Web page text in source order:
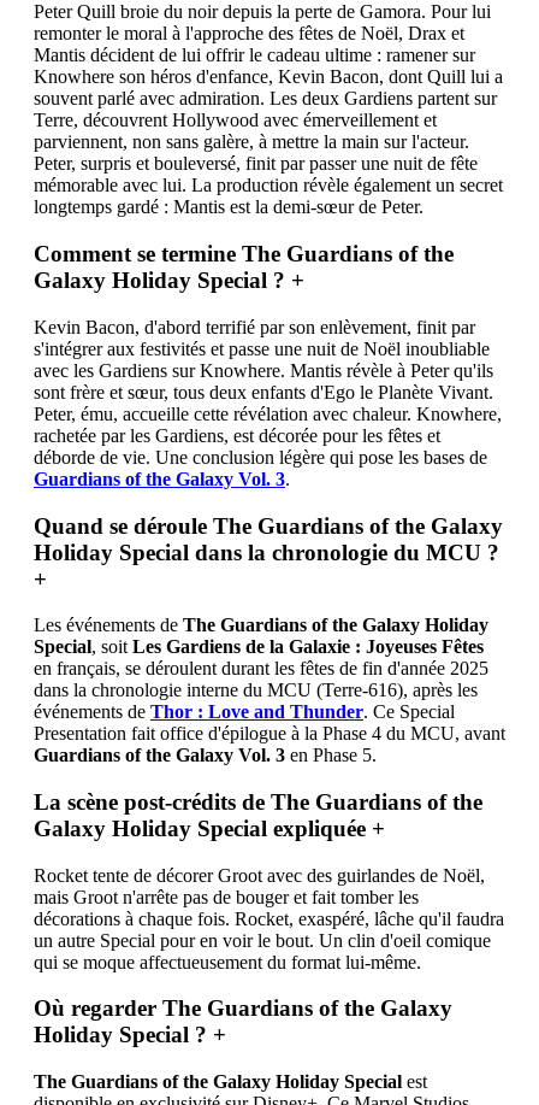
Peter Quill broie du noir depuis la perte de Gamora. Pour lui
remonter le moral à l'approche des fêtes de Noël, Drax et
Mantis décident de lui offrir le cadeau ultime : ramener sur
Knowhere son héros d'enfance, Kevin Bacon, dont Quill lui a
souvent parlé avec admiration. Les deux Gardiens partent sur
Terre, découvrent Hollywood avec émerveillement et
parviennent, non sans galère, à mettre la main sur l'acteur.
Peter, surpris et bouleversé, finit par passer une nuit de fête
mémorable avec lui. La production révèle également un secret
longtemps gardé : Mantis est la demi-sœur de Peter.
Comment se termine The Guardians of the
Galaxy Holiday Special ? +
Kevin Bacon, d'abord terrifié par son enlèvement, finit par
s'intégrer aux festivités et passe une nuit de Noël inoubliable
avec les Gardiens sur Knowhere. Mantis révèle à Peter qu'ils
sont frère et sœur, tous deux enfants d'Ego le Planète Vivant.
Peter, ému, accueille cette révélation avec chaleur. Knowhere,
rachetée par les Gardiens, est décorée pour les fêtes et
déborde de vie. Une conclusion légère qui pose les bases de
Guardians of the Galaxy Vol. 3.
Quand se déroule The Guardians of the Galaxy
Holiday Special dans la chronologie du MCU ?
+
Les événements de The Guardians of the Galaxy Holiday
Special, soit Les Gardiens de la Galaxie : Joyeuses Fêtes
en français, se déroulent durant les fêtes de fin d'année 2025
dans la chronologie interne du MCU (Terre-616), après les
événements de Thor : Love and Thunder. Ce Special
Presentation fait office d'épilogue à la Phase 4 du MCU, avant
Guardians of the Galaxy Vol. 3 en Phase 5.
La scène post-crédits de The Guardians of the
Galaxy Holiday Special expliquée +
Rocket tente de décorer Groot avec des guirlandes de Noël,
mais Groot n'arrête pas de bouger et fait tomber les
décorations à chaque fois. Rocket, exaspéré, lâche qu'il faudra
un autre Special pour en voir le bout. Un clin d'oeil comique
qui se moque affectueusement du format lui-même.
Où regarder The Guardians of the Galaxy
Holiday Special ? +
The Guardians of the Galaxy Holiday Special est